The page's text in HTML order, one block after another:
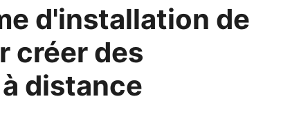
d'installation de
créer des
distance